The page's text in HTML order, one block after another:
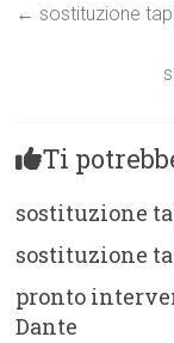
← sostituzione
Ti
sostituzione
sostituzione
pronto
Dante